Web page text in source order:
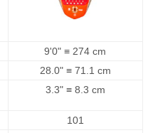
9'0" ≡ 274 cm
28.0" ≡ 71.1 cm
3.3" ≡ 8.3 cm
101